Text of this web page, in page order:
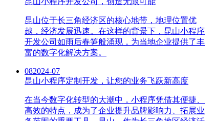
昆山位于长三角经济区的核心地带，地理位置优
越，经济发展迅速。在这样的背景下，昆山小程序
开发公司如雨后春笋般涌现，为当地企业提供了丰
富的数字化解决方案。
082024-07
昆山小程序定制开发，让您的业务飞跃新高度
在当今数字化转型的大潮中，小程序凭借其便捷、
高效的特点，成为了企业提升品牌影响力、拓展业